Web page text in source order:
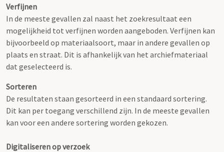
Verfijnen
In de meeste gevallen zal naast het zoekresultaat een
mogelijkheid tot verfijnen worden aangeboden. Verfijnen kan
bijvoorbeeld op materiaalsoort, maar in andere gevallen op
plaats en straat. Dit is afhankelijk van het archiefmateriaal
dat geselecteerd is.
Sorteren
De resultaten staan gesorteerd in een standaard sortering.
Dit kan per toegang verschillend zijn. In de meeste gevallen
kan voor een andere sortering worden gekozen.
Digitaliseren op verzoek